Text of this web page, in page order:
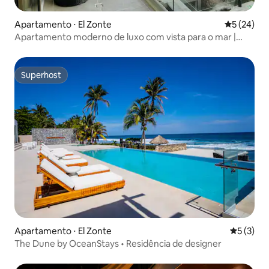
Apartamento ⋅ El Zonte 5 de uma
5 (24)
Apartamento moderno de luxo com vista para o mar |
Superhost
Superhost
Apartamento ⋅ El Zonte 5 de
5 (3)
The Dune by OceanStays • Residência de designer